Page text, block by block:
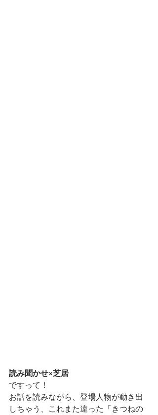
読み聞かせ×芝居
ですって！
お話を読みながら、登場人物が動き出
しちゃう、これまた違った「きつねの